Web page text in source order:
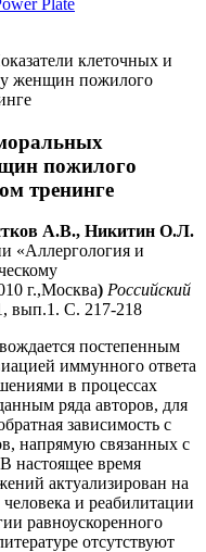
Plate
клеточных и
у женщин пожилого
пожилого
тренинге
А.В., Никитин О.Л.
«Аллергология и
г.,Москва) Российский
вып.1. С. 217-218
постепенным
иммунного ответа
в процессах
ряда авторов, для
зависимость с
напрямую связанных с
настоящее время
актуализирован на
и реабилитации
равноускоренного
отсутствуют